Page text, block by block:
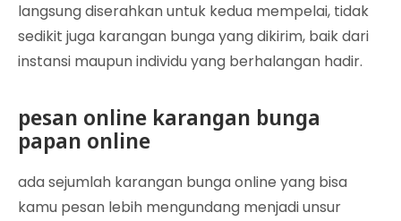
langsung diserahkan untuk kedua mempelai, tidak
sedikit juga karangan bunga yang dikirim, baik dari
instansi maupun individu yang berhalangan hadir.
pesan online karangan bunga
papan online
ada sejumlah karangan bunga online yang bisa
kamu pesan lebih mengundang menjadi unsur